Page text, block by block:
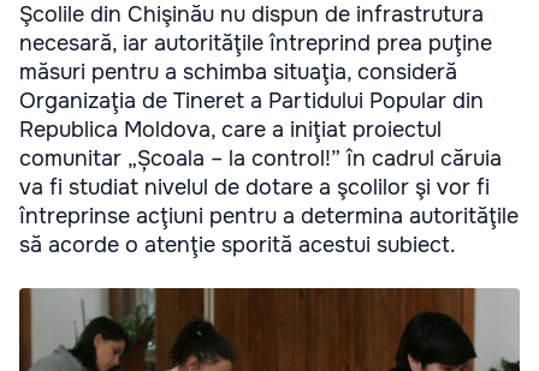
Şcolile din Chişinău nu dispun de infrastrutura
necesară, iar autorităţile întreprind prea puţine
măsuri pentru a schimba situaţia, consideră
Organizaţia de Tineret a Partidului Popular din
Republica Moldova, care a iniţiat proiectul
comunitar „Școala – la control!” în cadrul căruia
va fi studiat nivelul de dotare a şcolilor şi vor fi
întreprinse acţiuni pentru a determina autorităţile
să acorde o atenţie sporită acestui subiect.